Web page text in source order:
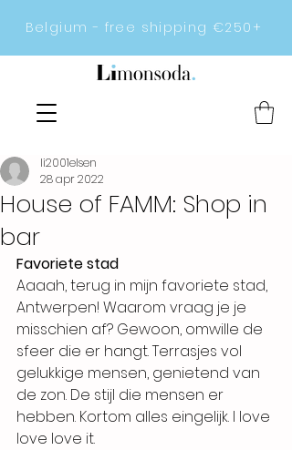
Belgium - free shipping €250+
House of FAMM: Shop in
bar
li2001elsen
28 apr 2022
Favoriete stad
Aaaah, terug in mijn favoriete stad,
Antwerpen! Waarom vraag je je
misschien af? Gewoon, omwille de
sfeer die er hangt. Terrasjes vol
gelukkige mensen, genietend van
de zon. De stijl die mensen er
hebben. Kortom alles eingelijk. I love
love love it.